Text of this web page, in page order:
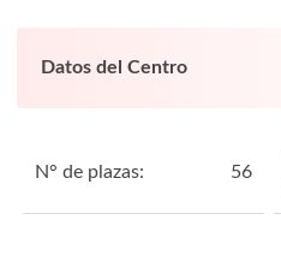
Datos del Centro
N° de plazas: 56